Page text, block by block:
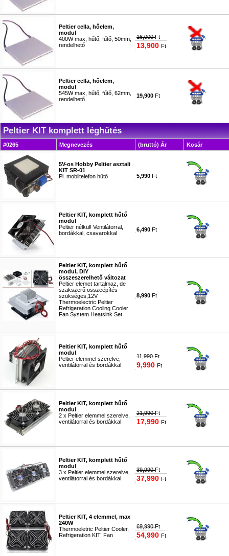
Peltier cella, hőelem,
modul
400W max, hűtő, fűtő, 50mm,
rendelhető
16,000Ft
13,900 Ft
Peltier cella, hőelem,
modul
545W max, hűtő, fűtő, 62mm,
rendelhető
19,900 Ft
Peltier KIT komplett léghűtés
#0265 Megnevezés (bruttó) Ár Kosár
5V-os Hobby Peltier asztali
KIT SR-01
Pl. mobiltelefon hűtő
5,990 Ft
Peltier KIT, komplett hűtő
modul
Peltier nélkül! Ventilátorral,
bordákkal, csavarokkal
6,490 Ft
Peltier KIT, komplett hűtő
modul, DIY
összeszerelhető változat
Peltier elemet tartalmaz, de
szakszerű összeépítés
szükséges,12V
Thermoelectric Peltier
Refrigeration Cooling Cooler
Fan System Heatsink Set
8,990 Ft
Peltier KIT, komplett hűtő
modul
Peltier elemmel szerelve,
ventilátorral és bordákkal
11,990Ft
9,990 Ft
Peltier KIT, komplett hűtő
modul
2 x Peltier elemmel szerelve,
ventilátorral és bordákkal
21,990Ft
17,990 Ft
Peltier KIT, komplett hűtő
modul
3 x Peltier elemmel szerelve,
ventilátorral és bordákkal
39,990Ft
37,990 Ft
Peltier KIT, 4 elemmel, max
240W
Thermoeletric Peltier Cooler,
Refrigeration KIT, Fan
69,990Ft
54,990 Ft